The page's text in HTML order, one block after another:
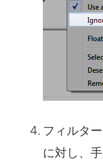
フィルタ
に対し、